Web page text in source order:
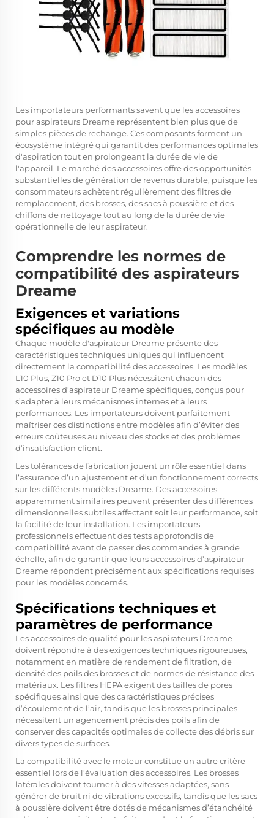
Les importateurs performants savent que les accessoires
pour aspirateurs Dreame représentent bien plus que de
simples pièces de rechange. Ces composants forment un
écosystème intégré qui garantit des performances optimales
d'aspiration tout en prolongeant la durée de vie de
l'appareil. Le marché des accessoires offre des opportunités
substantielles de génération de revenus durable, puisque les
consommateurs achètent régulièrement des filtres de
remplacement, des brosses, des sacs à poussière et des
chiffons de nettoyage tout au long de la durée de vie
opérationnelle de leur aspirateur.
Comprendre les normes de
compatibilité des aspirateurs
Dreame
Exigences et variations
spécifiques au modèle
Chaque modèle d'aspirateur Dreame présente des
caractéristiques techniques uniques qui influencent
directement la compatibilité des accessoires. Les modèles
L10 Plus, Z10 Pro et D10 Plus nécessitent chacun des
accessoires d’aspirateur Dreame spécifiques, conçus pour
s’adapter à leurs mécanismes internes et à leurs
performances. Les importateurs doivent parfaitement
maîtriser ces distinctions entre modèles afin d’éviter des
erreurs coûteuses au niveau des stocks et des problèmes
d’insatisfaction client.
Les tolérances de fabrication jouent un rôle essentiel dans
l’assurance d’un ajustement et d’un fonctionnement corrects
sur les différents modèles Dreame. Des accessoires
apparemment similaires peuvent présenter des différences
dimensionnelles subtiles affectant soit leur performance, soit
la facilité de leur installation. Les importateurs
professionnels effectuent des tests approfondis de
compatibilité avant de passer des commandes à grande
échelle, afin de garantir que leurs accessoires d’aspirateur
Dreame répondent précisément aux spécifications requises
pour les modèles concernés.
Spécifications techniques et
paramètres de performance
Les accessoires de qualité pour les aspirateurs Dreame
doivent répondre à des exigences techniques rigoureuses,
notamment en matière de rendement de filtration, de
densité des poils des brosses et de normes de résistance des
matériaux. Les filtres HEPA exigent des tailles de pores
spécifiques ainsi que des caractéristiques précises
d’écoulement de l’air, tandis que les brosses principales
nécessitent un agencement précis des poils afin de
conserver des capacités optimales de collecte des débris sur
divers types de surfaces.
La compatibilité avec le moteur constitue un autre critère
essentiel lors de l’évaluation des accessoires. Les brosses
latérales doivent tourner à des vitesses adaptées, sans
générer de bruit ni de vibrations excessifs, tandis que les sacs
à poussière doivent être dotés de mécanismes d’étanchéité